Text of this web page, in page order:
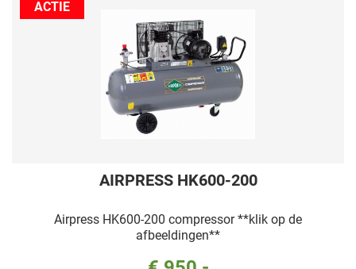
ACTIE
AIRPRESS HK600-200
Airpress HK600-200 compressor **klik op de
afbeeldingen**